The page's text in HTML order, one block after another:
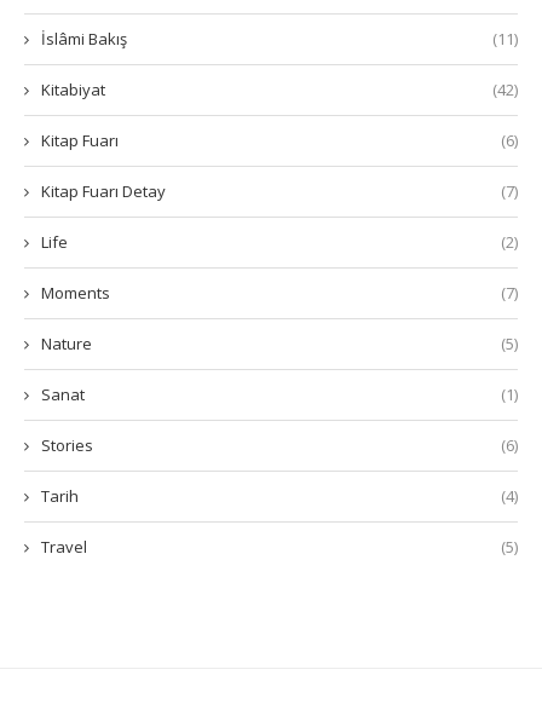
İslâmi Bakış (11)
Kitabiyat (42)
Kitap Fuarı (6)
Kitap Fuarı Detay (7)
Life (2)
Moments (7)
Nature (5)
Sanat (1)
Stories (6)
Tarih (4)
Travel (5)